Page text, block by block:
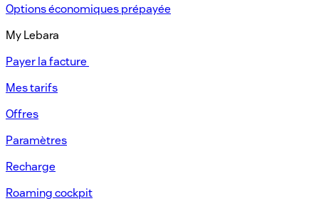
Options économiques prépayée​
My Lebara
Payer la facture ​
Mes tarifs​
Offres​
Paramètres​
Recharge​
Roaming cockpit